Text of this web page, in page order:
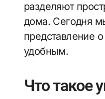
разделяют
дома. Сегодня
представление
удобным.
Что такое